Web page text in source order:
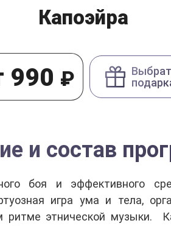
Капоэйра
990 ₽
и состав
боя и эффективного
игра ума и тела,
ритме этнической музыки.